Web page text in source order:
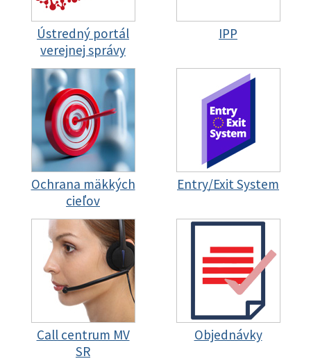
Ústredný portál
verejnej správy
IPP
Ochrana mäkkých
cieľov
Entry/Exit System
Call centrum MV
SR
Objednávky